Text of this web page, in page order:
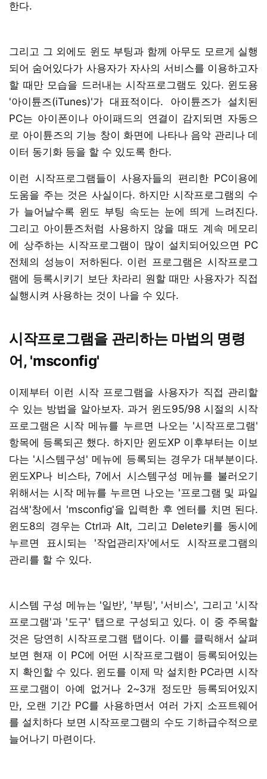
한다.
그리고 그 외에도 윈도 부팅과 함께 아무도 모르게 실행
되어 숨어있다가 사용자가 자사의 서비스를 이용하고자
할 때만 모습을 드러내는 시작프로그램도 있다. 윈도용
'아이튠즈(iTunes)'가 대표적이다. 아이튠즈가 설치된
PC는 아이폰이나 아이패드의 연결이 감지되면 자동으
로 아이튠즈의 기능 창이 화면에 나타나 음악 관리나 데
이터 동기화 등을 할 수 있도록 한다.
이런 시작프로그램들이 사용자들의 편리한 PC이용에
도움을 주는 것은 사실이다. 하지만 시작프로그램의 수
가 늘어날수록 윈도 부팅 속도는 눈에 띄게 느려진다.
그리고 아이튠즈처럼 사용하지 않을 때도 계속 메모리
에 상주하는 시작프로그램이 많이 설치되어있으면 PC
전체의 성능이 저하된다. 이런 프로그램은 시작프로그
램에 등록시키기 보단 차라리 원할 때만 사용자가 직접
실행시켜 사용하는 것이 나을 수 있다.
시작프로그램을 관리하는 마법의 명령
어, 'msconfig'
이제부터 이런 시작 프로그램을 사용자가 직접 관리할
수 있는 방법을 알아보자. 과거 윈도95/98 시절의 시작
프로그램은 시작 메뉴를 누르면 나오는 '시작프로그램'
항목에 등록되곤 했다. 하지만 윈도XP 이후부터는 이보
다는 '시스템구성' 메뉴에 등록되는 경우가 대부분이다.
윈도XP나 비스타, 7에서 시스템구성 메뉴를 불러오기
위해서는 시작 메뉴를 누르면 나오는 '프로그램 및 파일
검색'창에서 'msconfig'을 입력한 후 엔터를 치면 된다.
윈도8의 경우는 Ctrl과 Alt, 그리고 Delete키를 동시에
누르면 표시되는 '작업관리자'에서도 시작프로그램의
관리를 할 수 있다.
시스템 구성 메뉴는 '일반', '부팅', '서비스', 그리고 '시작
프로그램'과 '도구' 탭으로 구성되고 있다. 이 중 주목할
것은 당연히 시작프로그램 탭이다. 이를 클릭해서 살펴
보면 현재 이 PC에 어떤 시작프로그램이 등록되어있는
지 확인할 수 있다. 윈도를 이제 막 설치한 PC라면 시작
프로그램이 아예 없거나 2~3개 정도만 등록되어있지
만, 오랜 기간 PC를 사용하면서 여러 가지 소프트웨어
를 설치하다 보면 시작프로그램의 수도 기하급수적으로
늘어나기 마련이다.